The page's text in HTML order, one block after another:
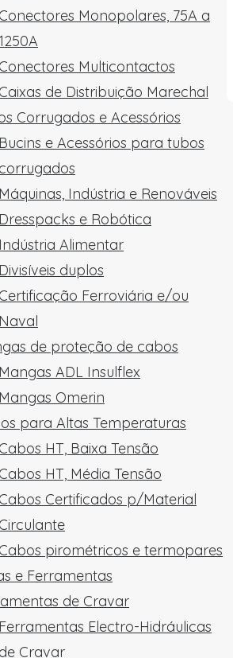
Conectores Monopolares, 75A a
1250A
Conectores Multicontactos
Caixas de Distribuição Marechal
Corrugados e Acessórios
Bucins e Acessórios para tubos
corrugados
Máquinas, Indústria e Renováveis
Dresspacks e Robótica
Indústria Alimentar
Divisíveis duplos
Certificação Ferroviária e/ou
Naval
de proteção de cabos
Mangas ADL Insulflex
Mangas Omerin
para Altas Temperaturas
Cabos HT, Baixa Tensão
Cabos HT, Média Tensão
Cabos Certificados p/Material
Circulante
Cabos pirométricos e termopares
e Ferramentas
de Cravar
Ferramentas Electro-Hidráulicas
de Cravar